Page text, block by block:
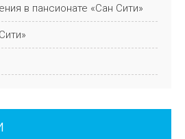
в пансионате «Сан Сити»